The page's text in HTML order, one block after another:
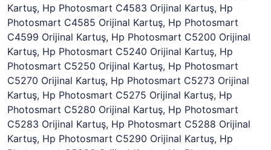
Kartuş, Hp Photosmart C4583 Orijinal Kartuş, Hp
Photosmart C4585 Orijinal Kartuş, Hp Photosmart
C4599 Orijinal Kartuş, Hp Photosmart C5200 Orijinal
Kartuş, Hp Photosmart C5240 Orijinal Kartuş, Hp
Photosmart C5250 Orijinal Kartuş, Hp Photosmart
C5270 Orijinal Kartuş, Hp Photosmart C5273 Orijinal
Kartuş, Hp Photosmart C5275 Orijinal Kartuş, Hp
Photosmart C5280 Orijinal Kartuş, Hp Photosmart
C5283 Orijinal Kartuş, Hp Photosmart C5288 Orijinal
Kartuş, Hp Photosmart C5290 Orijinal Kartuş, Hp